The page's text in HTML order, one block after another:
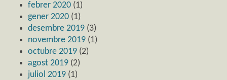
febrer 2020 (1)
gener 2020 (1)
desembre 2019 (3)
novembre 2019 (1)
octubre 2019 (2)
agost 2019 (2)
juliol 2019 (1)